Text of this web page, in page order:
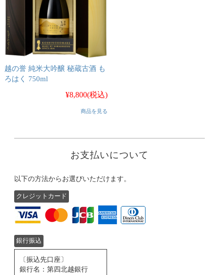
越の誉 純米大吟醸 秘蔵古酒 も
ろはく 750ml
¥8,800(税込)
商品を見る
お支払いについて
以下の方法からお選びいただけます。
クレジットカード
銀行振込
〔振込先口座〕
銀行名：第四北越銀行